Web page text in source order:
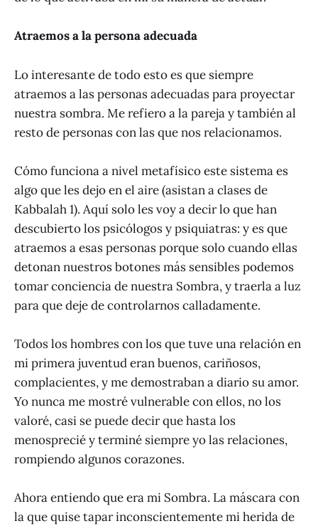
Atraemos a la persona adecuada
Lo interesante de todo esto es que siempre
atraemos a las personas adecuadas para proyectar
nuestra sombra. Me refiero a la pareja y también al
resto de personas con las que nos relacionamos.
Cómo funciona a nivel metafísico este sistema es
algo que les dejo en el aire (asistan a clases de
Kabbalah 1). Aquí solo les voy a decir lo que han
descubierto los psicólogos y psiquiatras: y es que
atraemos a esas personas porque solo cuando ellas
detonan nuestros botones más sensibles podemos
tomar conciencia de nuestra Sombra, y traerla a luz
para que deje de controlarnos calladamente.
Todos los hombres con los que tuve una relación en
mi primera juventud eran buenos, cariñosos,
complacientes, y me demostraban a diario su amor.
Yo nunca me mostré vulnerable con ellos, no los
valoré, casi se puede decir que hasta los
menosprecié y terminé siempre yo las relaciones,
rompiendo algunos corazones.
Ahora entiendo que era mi Sombra. La máscara con
la que quise tapar inconscientemente mi herida de